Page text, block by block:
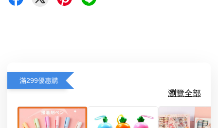
滿299優惠購
瀏覽全部